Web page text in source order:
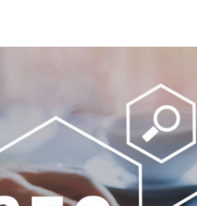
Marketing per